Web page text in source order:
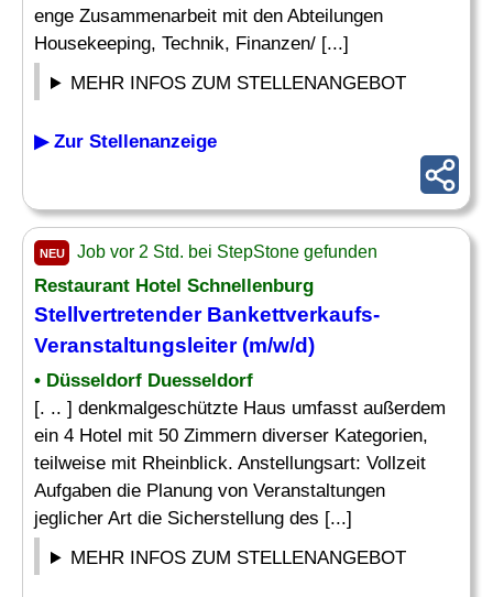
enge Zusammenarbeit mit den Abteilungen
Housekeeping, Technik, Finanzen/ [...]
MEHR INFOS ZUM STELLENANGEBOT
▶ Zur Stellenanzeige
NEU Job vor 2 Std. bei StepStone gefunden
Restaurant Hotel Schnellenburg
Stellvertretender Bankettverkaufs-
Veranstaltungsleiter (m/w/d)
• Düsseldorf Duesseldorf
[. .. ] denkmalgeschützte Haus umfasst außerdem
ein 4 Hotel mit 50 Zimmern diverser Kategorien,
teilweise mit Rheinblick. Anstellungsart: Vollzeit
Aufgaben die Planung von Veranstaltungen
jeglicher Art die Sicherstellung des [...]
MEHR INFOS ZUM STELLENANGEBOT